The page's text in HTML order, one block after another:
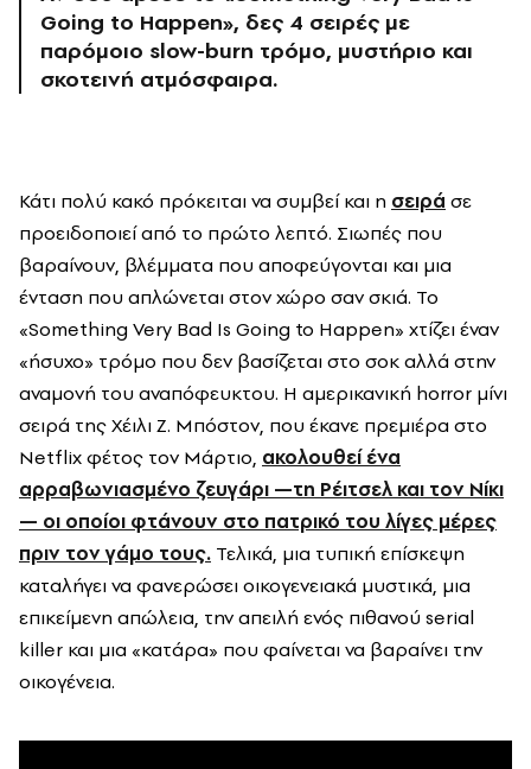
Going to Happen», δες 4 σειρές με
παρόμοιο slow-burn τρόμο, μυστήριο και
σκοτεινή ατμόσφαιρα.
Κάτι πολύ κακό πρόκειται να συμβεί και η σειρά σε
προειδοποιεί από το πρώτο λεπτό. Σιωπές που
βαραίνουν, βλέμματα που αποφεύγονται και μια
ένταση που απλώνεται στον χώρο σαν σκιά. Το
«Something Very Bad Is Going to Happen» χτίζει έναν
«ήσυχο» τρόμο που δεν βασίζεται στο σοκ αλλά στην
αναμονή του αναπόφευκτου. Η αμερικανική horror μίνι
σειρά της Χέιλι Ζ. Μπόστον, που έκανε πρεμιέρα στο
Netflix φέτος τον Μάρτιο, ακολουθεί ένα
αρραβωνιασμένο ζευγάρι —τη Ρέιτσελ και τον Νίκι
— οι οποίοι φτάνουν στο πατρικό του λίγες μέρες
πριν τον γάμο τους. Τελικά, μια τυπική επίσκεψη
καταλήγει να φανερώσει οικογενειακά μυστικά, μια
επικείμενη απώλεια, την απειλή ενός πιθανού serial
killer και μια «κατάρα» που φαίνεται να βαραίνει την
οικογένεια.